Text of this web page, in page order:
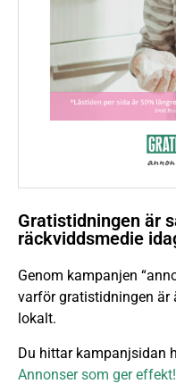
Gratistidningen är
räckviddsmedie
Genom kampanjen
varför gratistidningen är
lokalt.
Du hittar kampanjsidan
Annonser som ger effekt!